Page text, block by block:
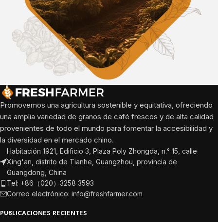
Promovemos una agricultura sostenible y equitativa, ofreciendo
una amplia variedad de granos de café frescos y de alta calidad
provenientes de todo el mundo para fomentar la accesibilidad y
la diversidad en el mercado chino.
Habitación 1921, Edificio 3, Plaza Poly Zhongda, n.° 15, calle
Xing'an, distrito de Tianhe, Guangzhou, provincia de
Guangdong, China
Tel: +86（020）3258 3593
Correo electrónico: info@freshfarmer.com
PUBLICACIONES RECIENTES